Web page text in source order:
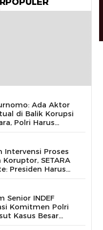
Ada Aktor
di Balik Korupsi
Polri Harus
Intervensi Proses
Koruptor, SETARA
Presiden Harus
TNI Tak
Senior INDEF
Komitmen Polri
Kasus Besar